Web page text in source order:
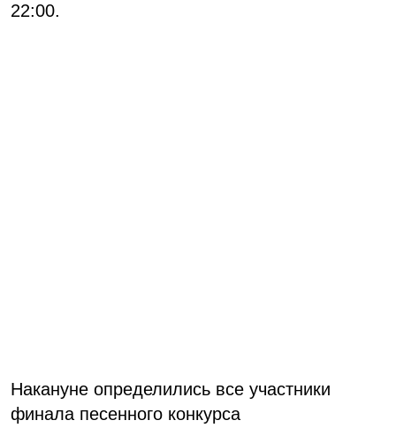
22:00.
Накануне определились все участники
финала песенного конкурса